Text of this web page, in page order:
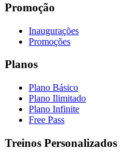
Promoção
Inaugurações
Promoções
Planos
Plano Básico
Plano Ilimitado
Plano Infinite
Free Pass
Treinos Personalizados